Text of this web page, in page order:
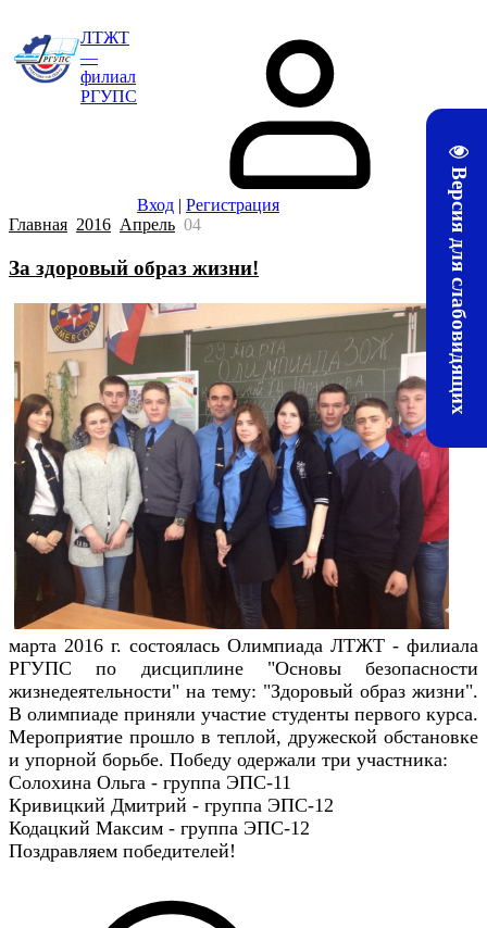
Версия для слабовидящих
ЛТЖТ
—
филиал
РГУПС
Вход | Регистрация
Главная 2016 Апрель 04
За здоровый образ жизни!
29
марта 2016 г. состоялась Олимпиада ЛТЖТ - филиала
РГУПС по дисциплине "Основы безопасности
жизнедеятельности" на тему: "Здоровый образ жизни".
В олимпиаде приняли участие студенты первого курса.
Мероприятие прошло в теплой, дружеской обстановке
и упорной борьбе. Победу одержали три участника:
Солохина Ольга - группа ЭПС-11
Кривицкий Дмитрий - группа ЭПС-12
Кодацкий Максим - группа ЭПС-12
Поздравляем победителей!